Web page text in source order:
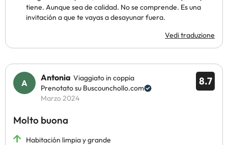
tiene. Aunque sea de calidad. No se comprende. Es una
invitación a que te vayas a desayunar fuera.
Vedi traduzione
8.7
Antonia Viaggiato in coppia
Prenotato su Buscounchollo.com
Marzo 2024
Molto buona
Habitación limpia y grande